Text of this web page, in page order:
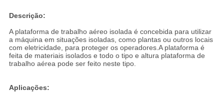
Descrição:
A plataforma de trabalho aéreo isolada é concebida para utilizar
a máquina em situações isoladas, como plantas ou outros locais
com eletricidade, para proteger os operadores.A plataforma é
feita de materiais isolados e todo o tipo e altura plataforma de
trabalho aérea pode ser feito neste tipo.
Aplicações: